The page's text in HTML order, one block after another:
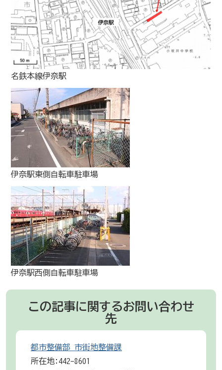
名鉄本線伊奈駅
伊奈駅東側自転車駐車場
伊奈駅西側自転車駐車場
この記事に関するお問い合わせ
先
都市整備部 市街地整備課
所在地:442-8601